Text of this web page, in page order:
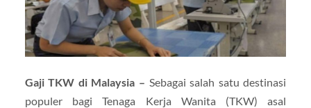
Gaji TKW di Malaysia – Sebagai salah satu destinasi
populer bagi Tenaga Kerja Wanita (TKW) asal